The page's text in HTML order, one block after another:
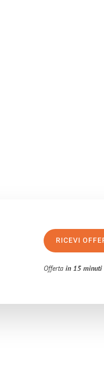
RICEVI
Offertain 15 minuti